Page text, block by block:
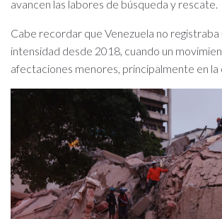
avancen las labores de búsqueda y rescate.
Cabe recordar que Venezuela no registraba
intensidad desde 2018, cuando un
afectaciones menores, principalmente en la